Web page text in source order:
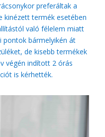
preferáltak a
kinézett termék esetében
való félelem miatt
pontok bármelyikén át
de kisebb termékek
végén indított 2 órás
is kérhették.